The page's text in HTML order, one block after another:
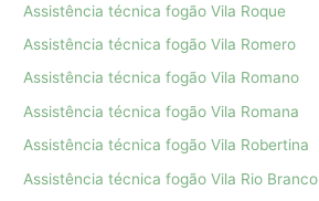
Assistência técnica fogão Vila Roque
Assistência técnica fogão Vila Romero
Assistência técnica fogão Vila Romano
Assistência técnica fogão Vila Romana
Assistência técnica fogão Vila Robertina
Assistência técnica fogão Vila Rio Branco